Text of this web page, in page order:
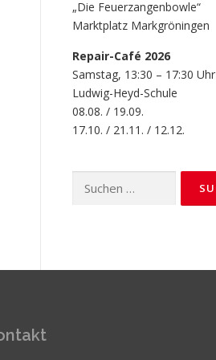
„Die Feuerzangenbowle“
Marktplatz Markgröningen
Repair-Café 2026
Samstag, 13:30 – 17:30 Uhr
Ludwig-Heyd-Schule
08.08. / 19.09.
17.10. / 21.11. / 12.12.
nach: